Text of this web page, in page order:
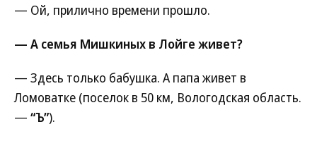
— Ой, прилично времени прошло.
— А семья Мишкиных в Лойге живет?
— Здесь только бабушка. А папа живет в
Ломоватке (поселок в 50 км, Вологодская область.
— “Ъ”).